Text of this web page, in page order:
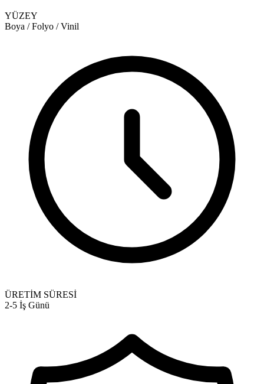
YÜZEY
Boya / Folyo / Vinil
ÜRETİM SÜRESİ
2-5 İş Günü